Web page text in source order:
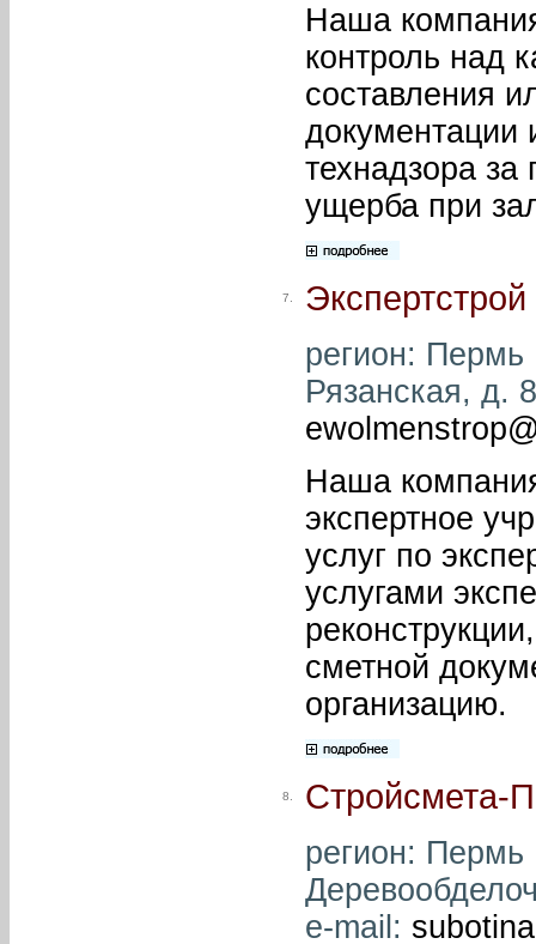
Наша
контроль над
составления
документации
технадзора
ущерба при
7. Экспертстрой
регион: Пермь
Рязанская, д.
Наша
экспертное
услуг по
услугами
сметной
организацию.
8. Стройсмета-
регион: Пермь
e-mail: